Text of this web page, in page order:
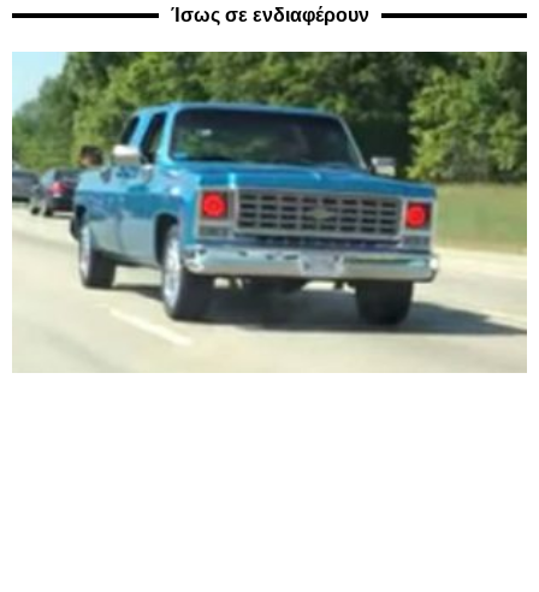
Ίσως σε ενδιαφέρουν